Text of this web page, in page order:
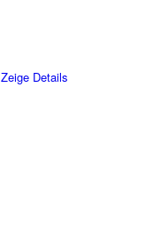
Zeige Details